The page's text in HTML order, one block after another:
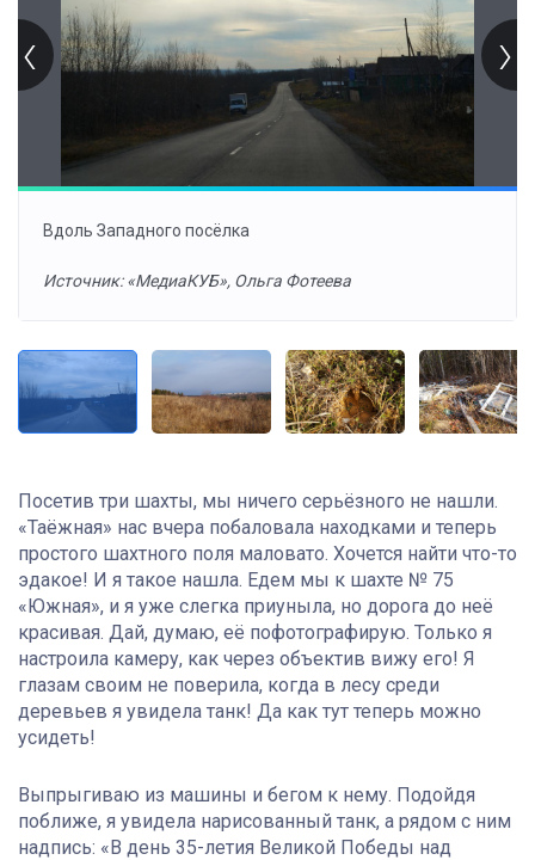
Вдоль Западного посёлка
Источник: «МедиаКУБ», Ольга Фотеева
Посетив три шахты, мы ничего серьёзного не нашли.
«Таёжная» нас вчера побаловала находками и теперь
простого шахтного поля маловато. Хочется найти что-то
эдакое! И я такое нашла. Едем мы к шахте № 75
«Южная», и я уже слегка приуныла, но дорога до неё
красивая. Дай, думаю, её пофотографирую. Только я
настроила камеру, как через объектив вижу его! Я
глазам своим не поверила, когда в лесу среди
деревьев я увидела танк! Да как тут теперь можно
усидеть!
Выпрыгиваю из машины и бегом к нему. Подойдя
поближе, я увидела нарисованный танк, а рядом с ним
надпись: «В день 35-летия Великой Победы над